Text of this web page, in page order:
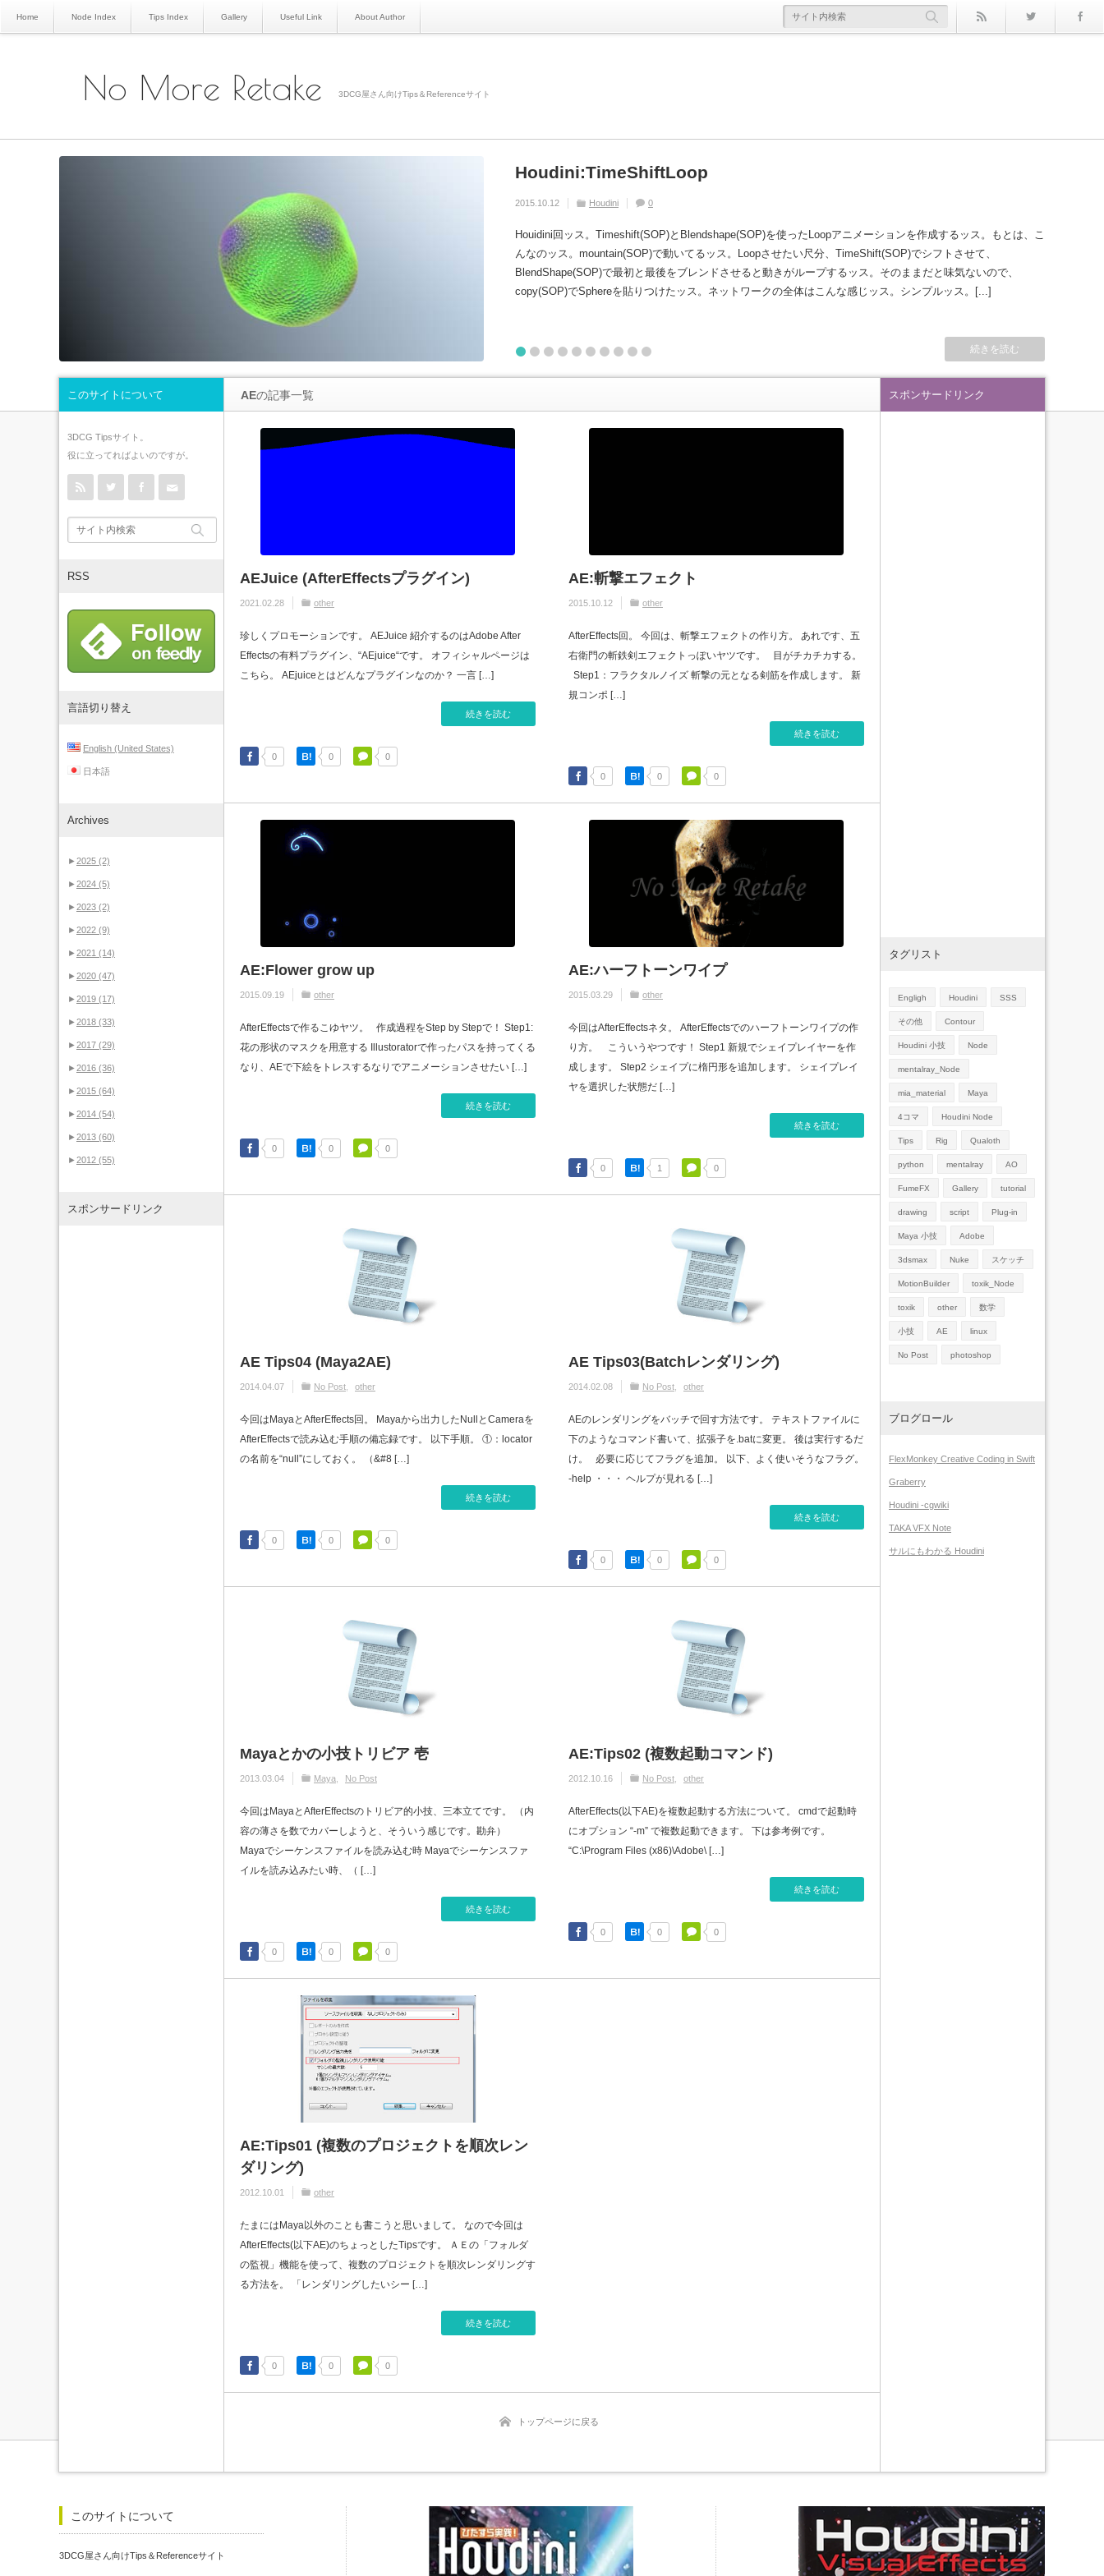
Home Node Index Tips Index Gallery Useful Link About Author
No More Retake 3DCG屋さん向けTips＆Referenceサイト
Houdini:TimeShiftLoop
2015.10.12 Houdini 0
Houidini回ッス。Timeshift(SOP)とBlendshape(SOP)を使ったLoopアニメーションを作成するッス。もとは、こ
んなのッス。mountain(SOP)で動いてるッス。Loopさせたい尺分、TimeShift(SOP)でシフトさせて、
BlendShape(SOP)で最初と最後をブレンドさせると動きがループするッス。そのままだと味気ないので、
copy(SOP)でSphereを貼りつけたッス。ネットワークの全体はこんな感じッス。シンプルッス。[...]
続きを読む
Houdini:MatchSizeとTransform by Attribute(SOP)
2020.03.23 Houdini 0
Maya:らくらくZ用マテリアル
2012.07.05 Maya No Post
Maya:MotionVector素材備忘録
2013.04.01 Maya No Post
Maya:『samplerInfo』ノード その2
2012.10.15 Maya No Post
Houdiniレシピ:トロコイド曲線
2015.08.16 Houdini 2
Houdini:このチュートリアルも面白かった
2018.07.30 Houdini 0
Maya:dirmap(MEL)
2019.09.04 Maya 0
Houdini:Outputノード(SOP)
2015.07.20 Houdini 0
Maya:『user_ibl_env』 ノード その１
2013.02.18 Maya No Post
1 2 3 4 5 6 7 8 9
AEの記事一覧
AEJuice (AfterEffectsプラグイン)
2021.02.28 other
珍しくプロモーションです。 AEJuice 紹介するのはAdobe After
Effectsの有料プラグイン、“AEjuice“です。 オフィシャルページは
こちら。 AEjuiceとはどんなプラグインなのか？ 一言 […]
続きを読む
0 0 0
AE:斬撃エフェクト
2015.10.12 other
AfterEffects回。 今回は、斬撃エフェクトの作り方。 あれです、五
右衛門の斬鉄剣エフェクトっぽいヤツです。 目がチカチカする。
Step1：フラクタルノイズ 斬撃の元となる剣筋を作成します。 新
規コンポ […]
続きを読む
0 0 0
AE:Flower grow up
2015.09.19 other
AfterEffectsで作るこゆヤツ。 作成過程をStep by Stepで！ Step1:
花の形状のマスクを用意する Illustoratorで作ったパスを持ってくる
なり、AEで下絵をトレスするなりでアニメーションさせたい […]
続きを読む
0 0 0
AE:ハーフトーンワイプ
2015.03.29 other
今回はAfterEffectsネタ。 AfterEffectsでのハーフトーンワイプの作
り方。 こういうやつです！ Step1 新規でシェイプレイヤーを作
成します。 Step2 シェイプに楕円形を追加します。 シェイプレイ
ヤを選択した状態だ […]
続きを読む
0 1 0
AE Tips04 (Maya2AE)
2014.04.07 No Post other
今回はMayaとAfterEffects回。 Mayaから出力したNullとCameraを
AfterEffectsで読み込む手順の備忘録です。 以下手順。 ①：locator
の名前を“null”にしておく。 （&#8 […]
続きを読む
0 0 0
AE Tips03(Batchレンダリング)
2014.02.08 No Post other
AEのレンダリングをバッチで回す方法です。 テキストファイルに
下のようなコマンド書いて、拡張子を.batに変更。 後は実行するだ
け。 必要に応じてフラグを追加。 以下、よく使いそうなフラグ。
-help ・・・ ヘルプが見れる […]
続きを読む
0 0 0
Mayaとかの小技トリビア 壱
2013.03.04 Maya No Post
今回はMayaとAfterEffectsのトリビア的小技、三本立てです。 （内
容の薄さを数でカバーしようと、そういう感じです。勘弁）
Mayaでシーケンスファイルを読み込む時 Mayaでシーケンスファ
イルを読み込みたい時、（ […]
続きを読む
0 0 0
AE:Tips02 (複数起動コマンド)
2012.10.16 No Post other
AfterEffects(以下AE)を複数起動する方法について。 cmdで起動時
にオプション “-m” で複数起動できます。 下は参考例です。
“C:\Program Files (x86)\Adobe\ […]
続きを読む
0 0 0
AE:Tips01 (複数のプロジェクトを順次レン
ダリング)
2012.10.01 other
たまにはMaya以外のことも書こうと思いまして。 なので今回は
AfterEffects(以下AE)のちょっとしたTipsです。 ＡＥの「フォルダ
の監視」機能を使って、複数のプロジェクトを順次レンダリングす
る方法を。 「レンダリングしたいシー […]
続きを読む
0 0 0
トップページに戻る
このサイトについて
3DCG Tipsサイト。
役に立ってればよいのですが。
rss Twitter Facebook
RSS
言語切り替え
English (United States)
日本語
Archives
►2025 (2)
►2024 (5)
►2023 (2)
►2022 (9)
►2021 (14)
►2020 (47)
►2019 (17)
►2018 (33)
►2017 (29)
►2016 (36)
►2015 (64)
►2014 (54)
►2013 (60)
►2012 (55)
スポンサードリンク
スポンサードリンク
タグリスト
Engligh Houdini SSS
その他 Contour
Houdini 小技 Node
mentalray_Node
mia_material Maya
4コマ Houdini Node
Tips Rig Qualoth
python mentalray AO
FumeFX Gallery tutorial
drawing script Plug-in
Maya 小技 Adobe
3dsmax Nuke スケッチ
MotionBuilder toxik_Node
toxik other 数学
小技 AE linux
No Post photoshop
ブログロール
FlexMonkey Creative Coding in Swift
Graberry
Houdini -cgwiki
TAKA VFX Note
サルにもわかる Houdini
このサイトについて
3DCG屋さん向けTips＆Referenceサイト